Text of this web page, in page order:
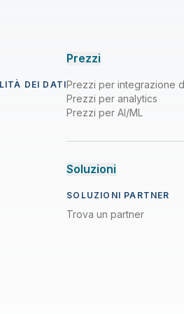
DEI DATI
Prezzi
Prezzi per integrazione
Prezzi per analytics
Prezzi per AI/ML
Soluzioni
SOLUZIONI PARTNER
Trova un partner